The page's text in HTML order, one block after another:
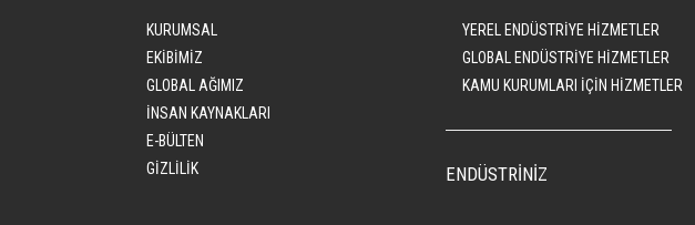
KURUMSAL
EKİBİMİZ
GLOBAL AĞIMIZ
İNSAN KAYNAKLARI
E-BÜLTEN
GİZLİLİK
YEREL ENDÜSTRİYE HİZMETLER
GLOBAL ENDÜSTRİYE HİZMETLER
KAMU KURUMLARI İÇİN HİZMETLER
ENDÜSTRİNİZ